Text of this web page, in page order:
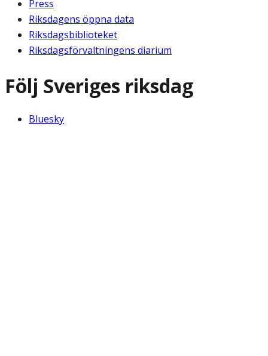
Press
Riksdagens öppna data
Riksdagsbiblioteket
Riksdagsförvaltningens diarium
Följ Sveriges riksdag
Bluesky